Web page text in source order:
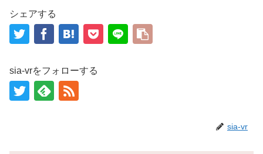
シェアする
sia-vrをフォローする
sia-vr